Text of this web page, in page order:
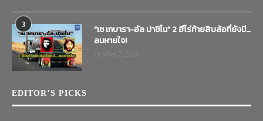
3
“เช เกบารา-อัล ปาชิโน” 2 ฮีโร่ท้ายสิบล้อที่ยังมี…
ลมหายใจ!
EDITOR’S PICKS